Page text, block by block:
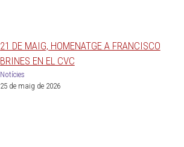
21 DE MAIG, HOMENATGE A FRANCISCO
BRINES EN EL CVC
Notícies
25 de maig de 2026